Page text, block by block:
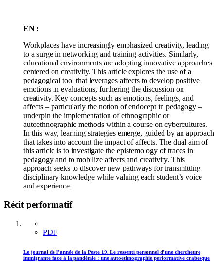
EN :
Workplaces have increasingly emphasized creativity, leading
to a surge in networking and training activities. Similarly,
educational environments are adopting innovative approaches
centered on creativity. This article explores the use of a
pedagogical tool that leverages affects to develop positive
emotions in evaluations, furthering the discussion on
creativity. Key concepts such as emotions, feelings, and
affects – particularly the notion of endocept in pedagogy –
underpin the implementation of ethnographic or
autoethnographic methods within a course on cybercultures.
In this way, learning strategies emerge, guided by an approach
that takes into account the impact of affects. The dual aim of
this article is to investigate the epistemology of traces in
pedagogy and to mobilize affects and creativity. This
approach seeks to discover new pathways for transmitting
disciplinary knowledge while valuing each student’s voice
and experience.
Récit performatif
PDF
Le journal de l’année de la Peste 19. Le ressenti personnel d’une chercheure
immigrante face à la pandémie : une autoethnographie performative crabesque